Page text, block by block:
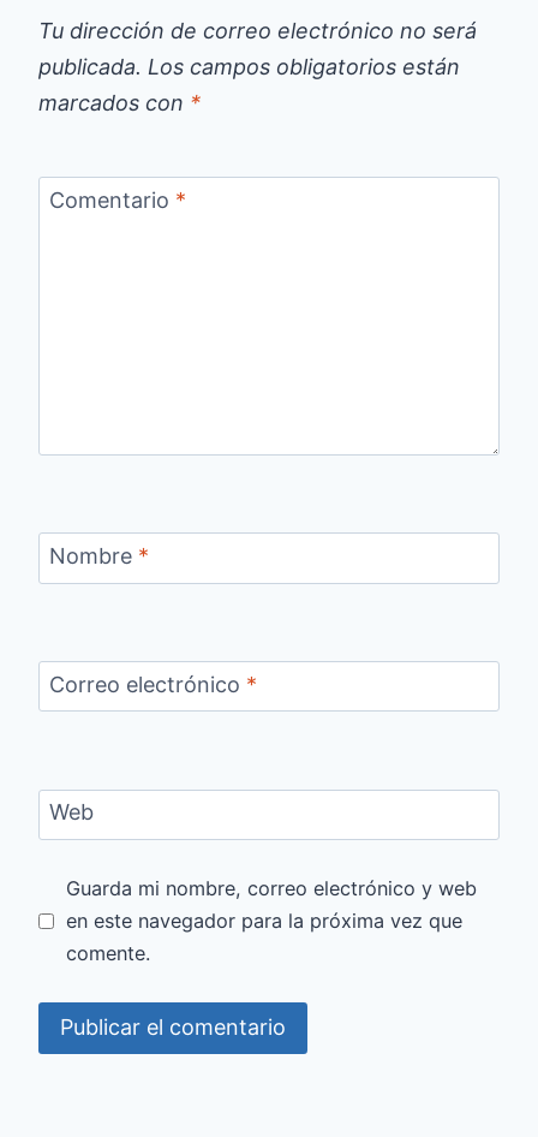
Tu dirección de correo electrónico no será
publicada. Los campos obligatorios están
marcados con *
Comentario *
Nombre *
Correo electrónico *
Web
Guarda mi nombre, correo electrónico y web
en este navegador para la próxima vez que
comente.